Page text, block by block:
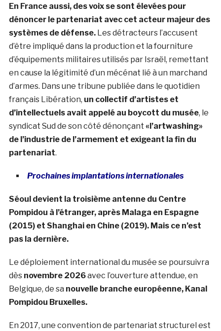
En France aussi, des voix se sont élevées pour
dénoncer le partenariat avec cet acteur majeur des
systèmes de défense.Les détracteurs l’accusent
d’être impliqué dans la production et la fourniture
d’équipements militaires utilisés par Israël, remettant
en cause la légitimité d’un mécénat lié à un marchand
d’armes. Dans une tribune publiée dans le quotidien
français Libération, un collectif d’artistes et
d’intellectuels avait appelé au boycott du musée, le
syndicat Sud de son côté dénonçant «l’artwashing»
de l’industrie de l’armement et exigeant la fin du
partenariat.
Prochaines implantations internationales
Séoul devient la troisième antenne du Centre
Pompidou à l’étranger, après Malaga en Espagne
(2015) et Shanghai en Chine (2019). Mais ce n’est
pas la dernière.
Le déploiement international du musée se poursuivra
dès novembre 2026avec l’ouverture attendue, en
Belgique, de sa nouvelle branche européenne, Kanal
Pompidou Bruxelles.
En 2017, une convention de partenariat structurel est